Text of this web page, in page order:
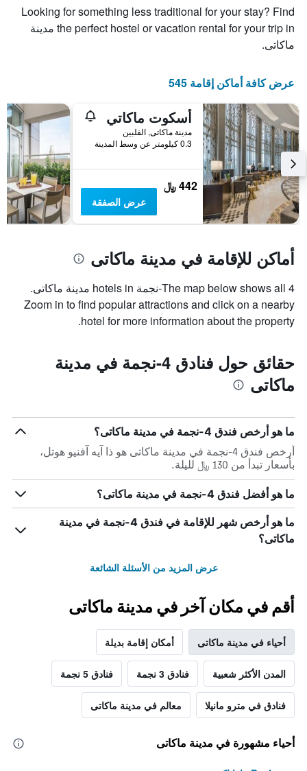
Looking for something less traditional for your stay? Find
the perfect hostel or vacation rental for your trip in مدينة
ماكاتى.
عرض كافة أماكن إقامة 545
أسكوت ماكاتي
مدينة ماكاتى, الفلبين
0.3 كيلومتر عن وسط المدينة
442 ﷼
عرض الصفقة
أماكن للإقامة في مدينة ماكاتى
The map below shows all 4-نجمة hotels in مدينة ماكاتى.
Zoom in to find popular attractions and click on a nearby
hotel for more information about the property.
حقائق حول فنادق 4-نجمة في مدينة
ماكاتى
ما هو أرخص فندق 4-نجمة في مدينة ماكاتى؟
أرخص فندق 4-نجمة في مدينة ماكاتى هو ذا آيه آفنيو هوتل،
بأسعار تبدأ من 130 ﷼ لليلة.
ما هو أفضل فندق 4-نجمة في مدينة ماكاتى؟
ما هو أرخص شهر للإقامة في فندق 4-نجمة في مدينة
ماكاتى؟
عرض المزيد من الأسئلة الشائعة
أقم في مكان آخر في مدينة ماكاتى
أحياء في مدينة ماكاتى أمكان إقامة بديلة
المدن الأكثر شعبية فنادق 3 نجمة فنادق 5 نجمة
فنادق في مترو مانيلا معالم في مدينة ماكاتى
أحياء مشهورة في مدينة ماكاتى